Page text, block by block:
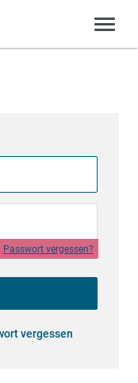
Passwort vergessen?
vergessen